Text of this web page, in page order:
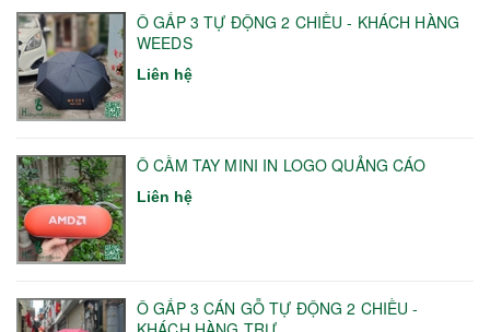
Ô GẤP 3 TỰ ĐỘNG 2 CHIỀU - KHÁCH HÀNG
WEEDS
Liên hệ
Ô CẦM TAY MINI IN LOGO QUẢNG CÁO
Liên hệ
Ô GẤP 3 CÁN GỖ TỰ ĐỘNG 2 CHIỀU -